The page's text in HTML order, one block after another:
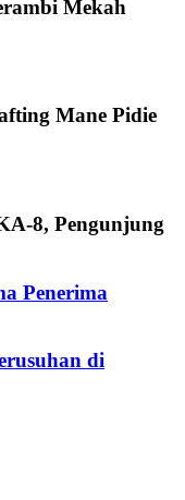
Mekah
Mane Pidie
8, Pengunjung
Penerima
di